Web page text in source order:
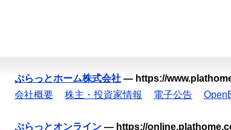
ぷらっとホーム株式会社 — https://
会社概要
株主・投資家情報 電子公告
ぷらっとオンライン — https://